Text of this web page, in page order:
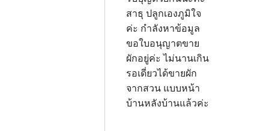
สาธุ ปลูกเองภูมิใจ
ค่ะ กำลังหาข้อมูล
ขอใบอนุญาตขาย
ผักอยู่ค่ะ ไม่นานเกิน
รอเดี่ยวได้ขายผัก
จากสวน แบบหน้า
บ้านหลังบ้านแล้วค่ะ